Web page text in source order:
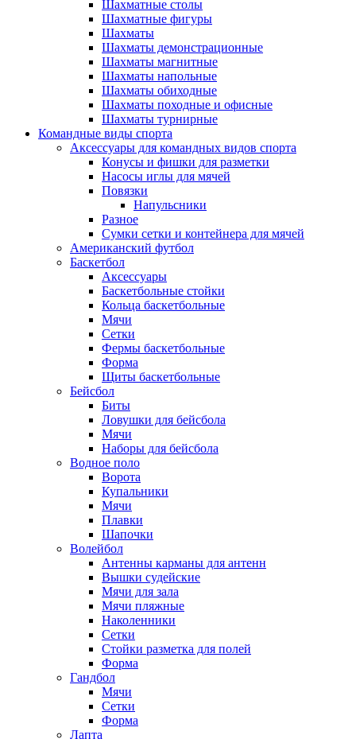
Шахматные столы
Шахматные фигуры
Шахматы
Шахматы демонстрационные
Шахматы магнитные
Шахматы напольные
Шахматы обиходные
Шахматы походные и офисные
Шахматы турнирные
Командные виды спорта
Аксессуары для командных видов спорта
Конусы и фишки для разметки
Насосы иглы для мячей
Повязки
Напульсники
Разное
Сумки сетки и контейнера для мячей
Американский футбол
Баскетбол
Аксессуары
Баскетбольные стойки
Кольца баскетбольные
Мячи
Сетки
Фермы баскетбольные
Форма
Щиты баскетбольные
Бейсбол
Биты
Ловушки для бейсбола
Мячи
Наборы для бейсбола
Водное поло
Ворота
Купальники
Мячи
Плавки
Шапочки
Волейбол
Антенны карманы для антенн
Вышки судейские
Мячи для зала
Мячи пляжные
Наколенники
Сетки
Стойки разметка для полей
Форма
Гандбол
Мячи
Сетки
Форма
Лапта